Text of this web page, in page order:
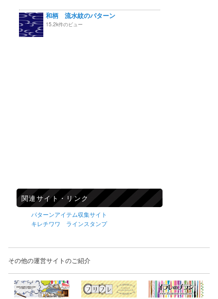
和柄 流水紋のパターン
15.2k件のビュー
関連サイト・リンク
パターンアイテム収集サイト
キレチワワ ラインスタンプ
その他の運営サイトのご紹介